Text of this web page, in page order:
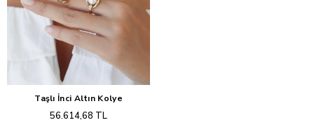
Sepete Ekle
Taşlı İnci Altın Kolye
56.614,68 TL